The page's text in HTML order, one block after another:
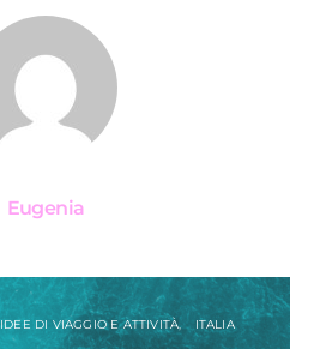
Eugenia
IDEE DI VIAGGIO E ATTIVITÀ ITALIA